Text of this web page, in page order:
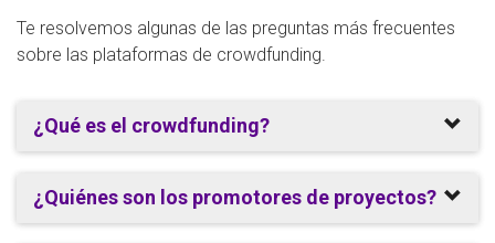
Te resolvemos algunas de las preguntas más frecuentes
sobre las plataformas de crowdfunding.
¿Qué es el crowdfunding?
¿Quiénes son los promotores de proyectos?